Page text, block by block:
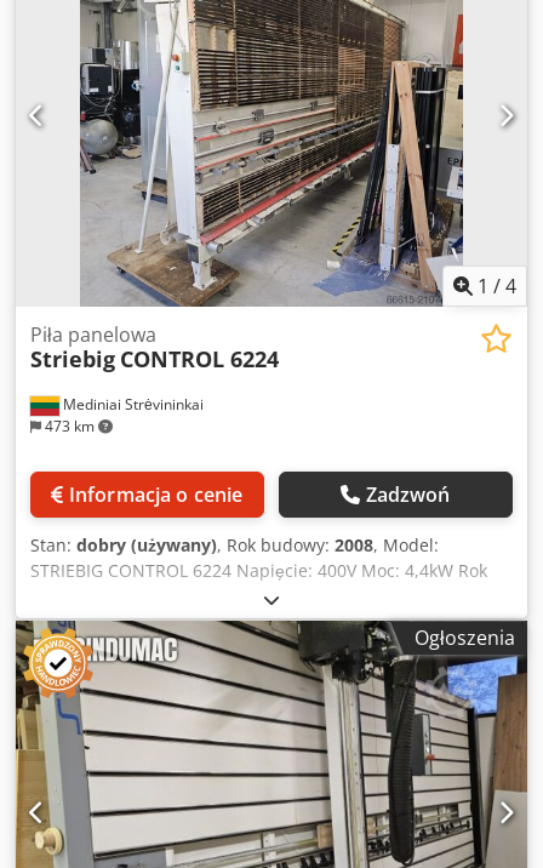
2000 - 5800 obr./min - Silnik 1300 W / 230 V - Przyłącze
odciągu 40 mm - Rama maszyny wolnostojąca, odporna na
skręcanie - Wymiary ustawienia D=4300, S=1200, W=2350
mm - Wymiary transportowe D=4000, S=1500 mm, W=2000
mm - Waga 350 kg W zestawie: - Mechanicznie uchylany
ruszt listwowy - Ciągła półka na drobne elementy Dedpfx
Aiswiipmjqock
1 /4
Mediniai Strėvininkai
473 km
Piła panelowa
Striebig CONTROL 6224
Informacja o cenie Zadzwoń
Stan: dobry (używany), Rok budowy: 2008, Model:
STRIEBIG CONTROL 6224 Napięcie: 400V Moc: 4,4kW Rok
produkcji: 07.2008 Dcedpfx Aijydf Dnjqok
Ogłoszenia